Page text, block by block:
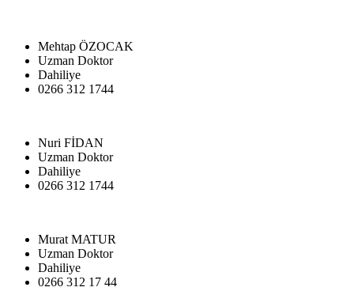
Mehtap ÖZOCAK
Uzman Doktor
Dahiliye
0266 312 1744
Nuri FİDAN
Uzman Doktor
Dahiliye
0266 312 1744
Murat MATUR
Uzman Doktor
Dahiliye
0266 312 17 44